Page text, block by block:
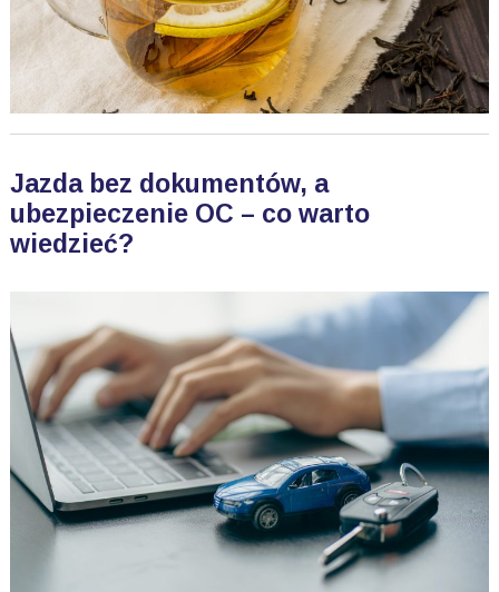
Jazda bez dokumentów, a
ubezpieczenie OC – co warto
wiedzieć?